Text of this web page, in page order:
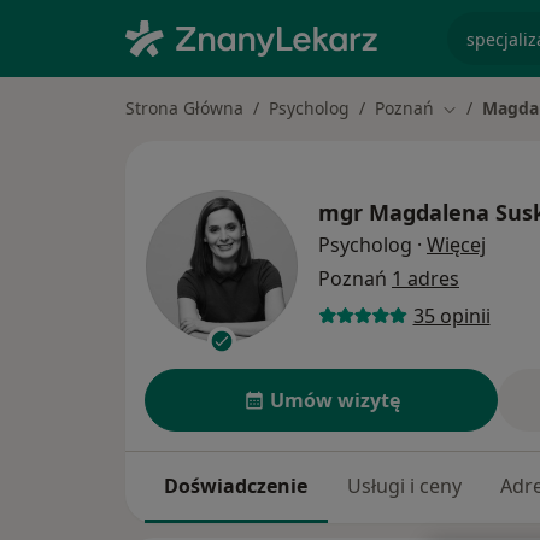
Strona Główna Psycholog Poznań Zmień
mgr Magdalena
Psycholog · Więcej
Poznań 1 adres
35 opinii
Umów wizytę
Doświadczenie Usługi i ceny